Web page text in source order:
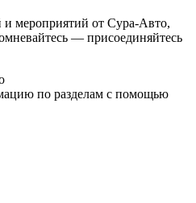
и мероприятий от Сура-Авто,
— присоединяйтесь
по разделам с помощью